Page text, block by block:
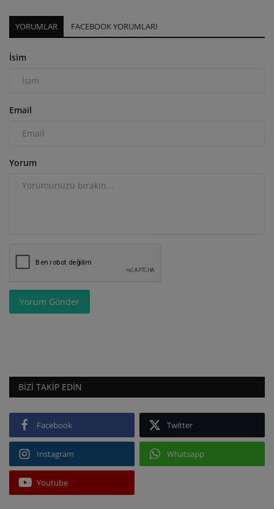
YORUMLAR FACEBOOK YORUMLARI
İsim
Email
Yorum
Yorum Gönder
BIZI TAKIP EDIN
Facebook Twitter
Instagram Whatsapp
Youtube